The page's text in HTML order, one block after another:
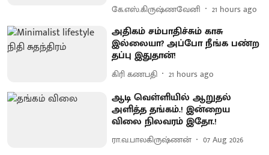
கே.எஸ்.கிருஷ்ணவேனி 21 hours ago
அதிகம் சம்பாதிச்சும் காசு
இல்லையா? அப்போ நீங்க பண்ற
தப்பு இதுதான்!
கிரி கணபதி 21 hours ago
ஆடி வெள்ளியில் ஆறுதல்
அளித்த தங்கம்.! இன்றைய
விலை நிலவரம் இதோ.!
ரா.வ.பாலகிருஷ்ணன் 07 Aug 2026